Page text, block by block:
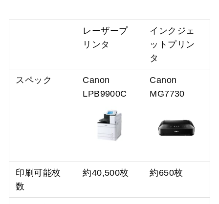
レーザープ
リンタ
インクジェ
ットプリン
タ
スペック
Canon
LPB9900C
Canon
MG7730
印刷可能枚
数
約40,500枚 約650枚